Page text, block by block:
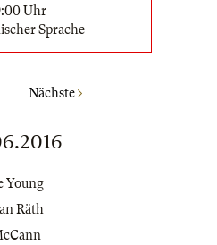
Uhr
Sprache
Nächste
Young
Räth